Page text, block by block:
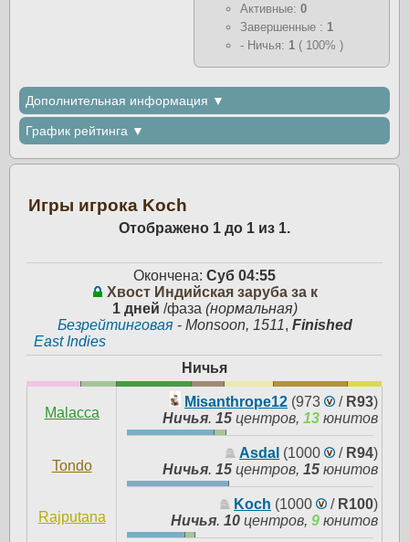
Активные: 0
Завершенные : 1
- Ничья: 1 ( 100% )
Дополнительная информация ▼
График рейтинга ▼
Игры игрока Koch
Отображено 1 до 1 из 1.
Окончена: Суб 04:55
Хвост Индийская заруба за к
1 дней /фаза (нормальная)
Безрейтинговая- Monsoon, 1511, Finished
East Indies
Ничья
Malacca
Misanthrope12 (973 / R93)
Ничья.15 центров,13 юнитов
Tondo
Asdal (1000 / R94)
Ничья.15 центров,15 юнитов
Rajputana
Koch (1000 / R100)
Ничья.10 центров,9 юнитов